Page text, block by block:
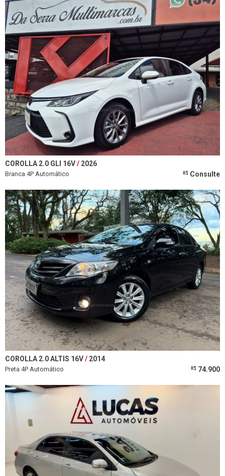
COROLLA 2.0 GLI 16V 2026
Branca 4P Automático R$ Consulte
COROLLA 2.0 ALTIS 16V 2014
Preta 4P Automático R$ 74.900